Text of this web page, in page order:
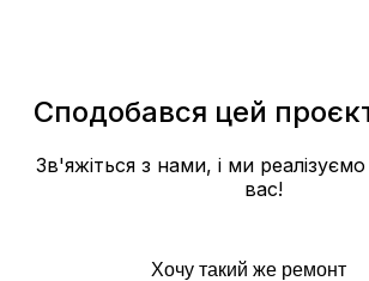
Сподобався цей
Зв'яжіться з нами, і ми
вас!
Хочу такий же ремонт